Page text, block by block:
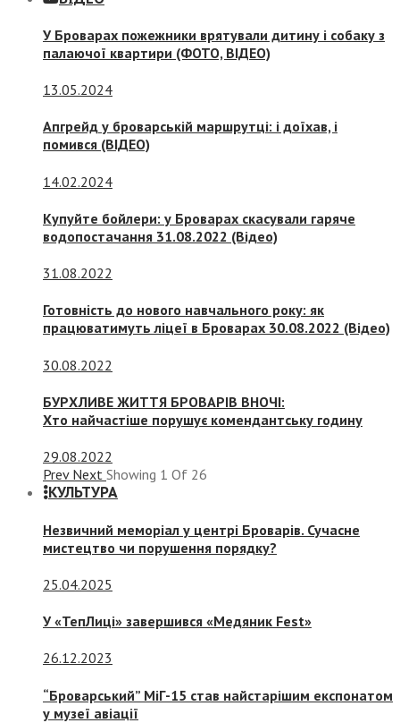
У Броварах пожежники врятували дитину і собаку з
палаючої квартири (ФОТО, ВІДЕО)
13.05.2024
Апгрейд у броварській маршрутці: і доїхав, і
помився (ВІДЕО)
14.02.2024
Купуйте бойлери: у Броварах скасували гаряче
водопостачання 31.08.2022 (Відео)
31.08.2022
Готовність до нового навчального року: як
працюватимуть ліцеї в Броварах 30.08.2022 (Відео)
30.08.2022
БУРХЛИВЕ ЖИТТЯ БРОВАРІВ ВНОЧІ:
Хто найчастіше порушує комендантську годину
29.08.2022
Prev Next Showing 1 Of 26
КУЛЬТУРА
Незвичний меморіал у центрі Броварів. Сучасне
мистецтво чи порушення порядку?
25.04.2025
У «ТепЛиці» завершився «Медяник Fest»
26.12.2023
“Броварський” МіГ-15 став найстарішим експонатом
у музеї авіації